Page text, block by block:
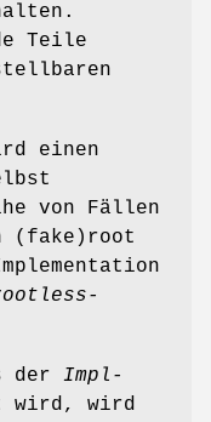
Teile
einen
von Fällen
(fake)root
der Impl-
wird, wird